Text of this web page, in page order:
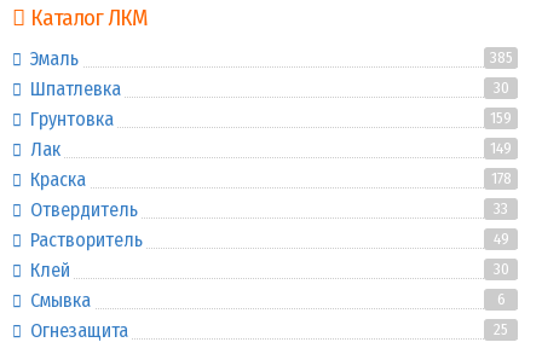
Каталог ЛКМ
Эмаль 385
Шпатлевка 30
Грунтовка 159
Лак 149
Краска 178
Отвердитель 33
Растворитель 49
Клей 30
Смывка 6
Огнезащита 25